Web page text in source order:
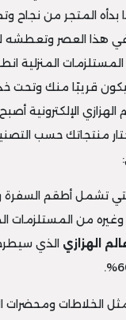
بدأه المتجر من نجاح
في هذا العصر وتعطشه
المنزلية
ليكون قريبًا منك
الإلكترونية
منتجاتك حسب
تشمل أطقم السفرة
وغيره من المستلزمات
الهزازي الذي
مثل الخلاطات